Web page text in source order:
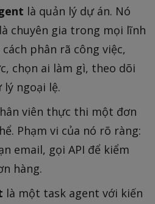
là quản lý dự án. Nó
chuyên gia trong mọi lĩnh
phân rã công việc,
chọn ai làm gì, theo dõi
ngoại lệ.
viên thực thi một đơn
Phạm vi của nó rõ ràng:
email, gọi API để kiểm
hàng.
là một task agent với kiến